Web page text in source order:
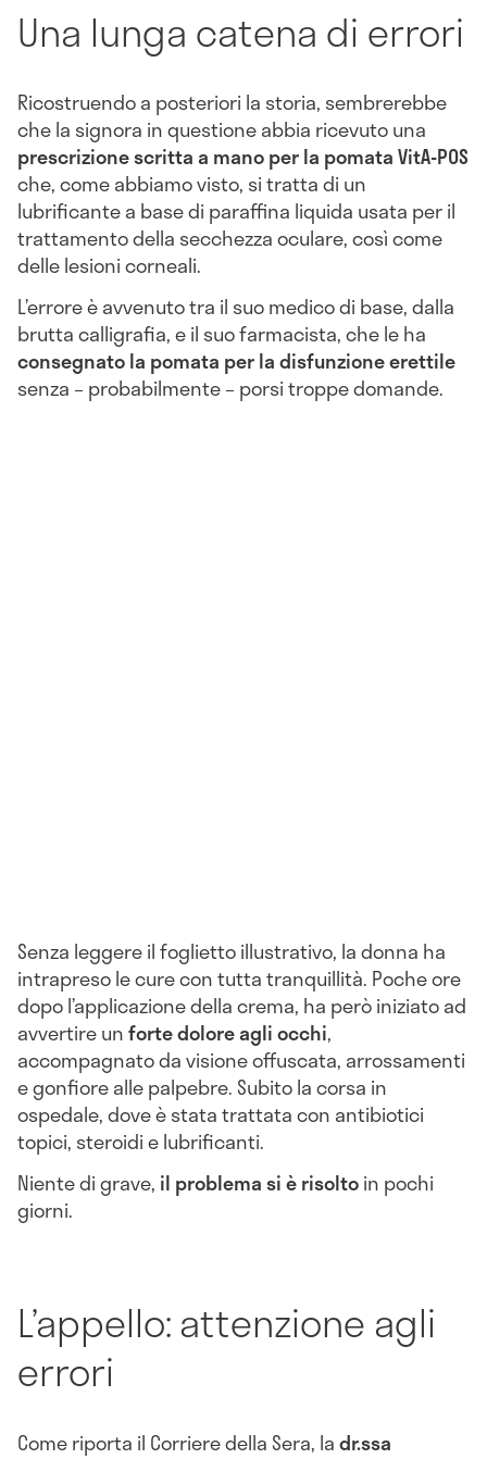
Una lunga catena di errori
Ricostruendo a posteriori la storia, sembrerebbe
che la signora in questione abbia ricevuto una
prescrizione scritta a mano per la pomata VitA-POS
che, come abbiamo visto, si tratta di un
lubrificante a base di paraffina liquida usata per il
trattamento della secchezza oculare, così come
delle lesioni corneali.
L’errore è avvenuto tra il suo medico di base, dalla
brutta calligrafia, e il suo farmacista, che le ha
consegnato la pomata per la disfunzione erettile
senza – probabilmente – porsi troppe domande.
Senza leggere il foglietto illustrativo, la donna ha
intrapreso le cure con tutta tranquillità. Poche ore
dopo l’applicazione della crema, ha però iniziato ad
avvertire unforte dolore agli occhi,
accompagnato da visione offuscata, arrossamenti
e gonfiore alle palpebre. Subito la corsa in
ospedale, dove è stata trattata con antibiotici
topici, steroidi e lubrificanti.
Niente di grave, il problema si è risoltoin pochi
giorni.
L’appello: attenzione agli
errori
Come riporta il Corriere della Sera, ladr.ssa